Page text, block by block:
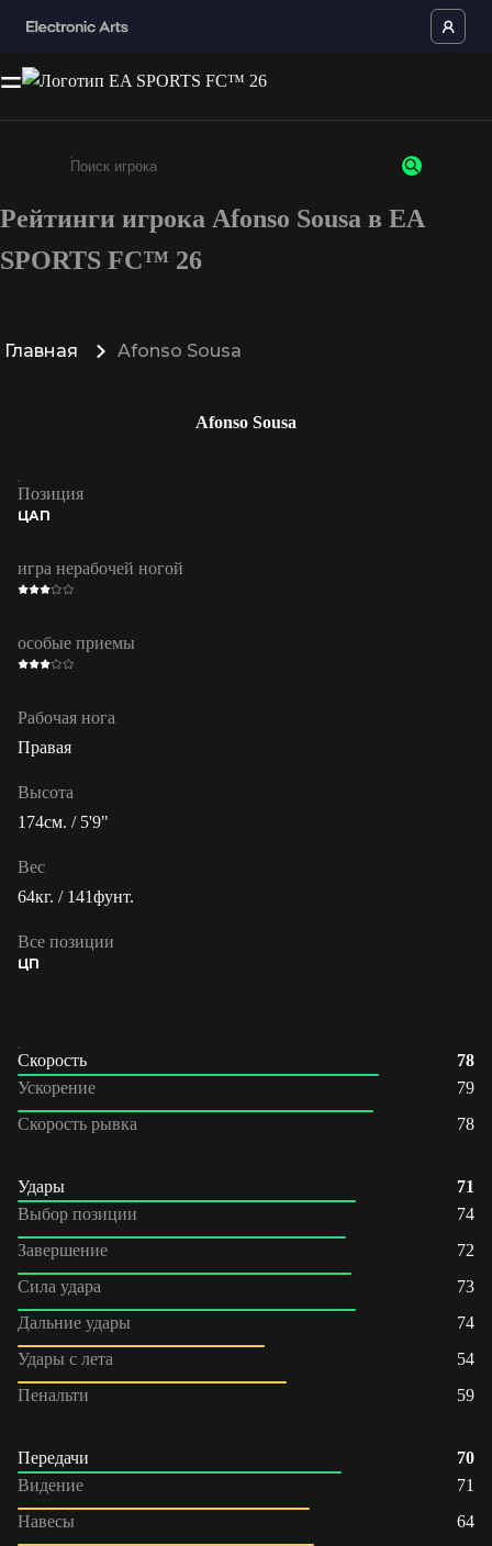
Введите не менее 3 символов или цифр
Рейтинги игрока Afonso Sousa в EA
SPORTS FC™ 26
Главная Afonso Sousa
Afonso Sousa
Позиция
ЦАП
игра нерабочей ногой
особые приемы
Рабочая нога
Правая
Высота
174см. / 5'9"
Вес
64кг. / 141фунт.
Все позиции
ЦП
Скорость
78
Ускорение
79
Скорость рывка
78
Удары
71
Выбор позиции
74
Завершение
72
Сила удара
73
Дальние удары
74
Удары с лета
54
Пенальти
59
Передачи
70
Видение
71
Навесы
64